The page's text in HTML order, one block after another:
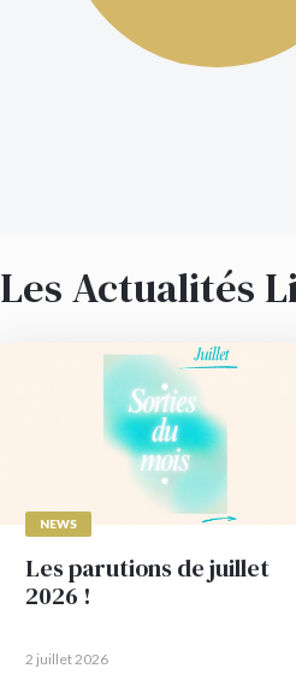
Les Actualités
NEWS
Les parutions de juillet
2026 !
2 juillet 2026